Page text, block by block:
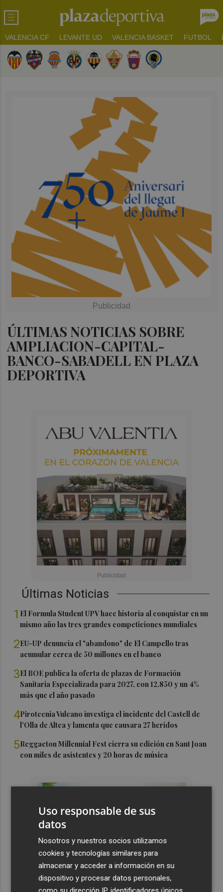
VALENCIA CF LEVANTE UD VALENCIA BASKET FUTBOL
ÚLTIMAS NOTICIAS SOBRE
AMPLIACION-CAPITAL-
BANCO-SABADELL EN PLAZA
DEPORTIVA
Últimas Noticias
1 El Formula Student UPV hace historia al conquistar en un
mismo año las tres grandes competiciones mundiales
2EU-UP denuncia el "abandono" de El Campello tras
acumular cerca de 50 millones en el banco
3El BOE publica la oferta de plazas de Formación
Sanitaria Especializada para 2027, con 12.850 y un 4%
más que el año pasado
4Pirotecnia Vulcano investiga el incidente del Castell de
l'Olla de Altea y lamenta que causara 27 heridos
5Reggaeton Millennial Fest cierra su edición en Sant Joan
con miles de asistentes y 20 horas de música
Uso responsable de sus
datos
Nosotros y nuestros socios utilizamos
cookies y tecnologías similares para
almacenar y acceder a información en su
dispositivo y procesar datos personales,